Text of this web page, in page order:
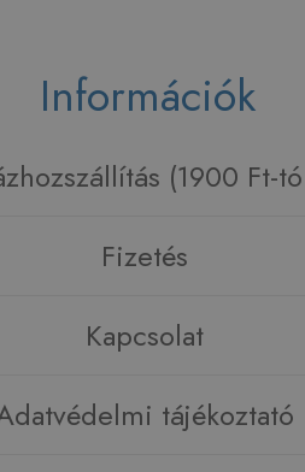
Információk
(1900 Ft-
Fizetés
Kapcsolat
tájékoztató